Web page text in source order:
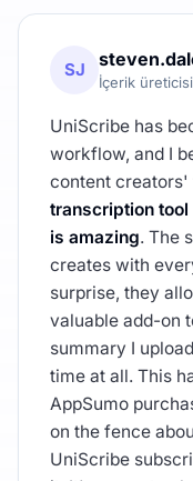
SJ
İçerik üreticisi
UniScribe has
workflow, and I
content creators'
transcription
is amazing. The
creates with
surprise, they
valuable add-on
summary I
time at all. This
AppSumo
on the fence
UniScribe